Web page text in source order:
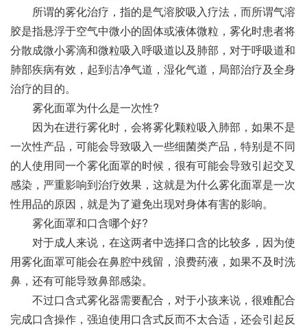
所谓的雾化治疗，指的是气溶胶吸入疗法，而所谓气溶
胶是指悬浮于空气中微小的固体或液体微粒，雾化时患者将
分散成微小雾滴和微粒吸入呼吸道以及肺部，对于呼吸道和
肺部疾病有效，起到洁净气道，湿化气道，局部治疗及全身
治疗的目的。
雾化面罩为什么是一次性?
因为在进行雾化时，会将雾化颗粒吸入肺部，如果不是
一次性产品，可能会导致吸入一些细菌类产品，特别是不同
的人使用同一个雾化面罩的时候，很有可能会导致引起交叉
感染，严重影响到治疗效果，这就是为什么雾化面罩是一次
性用品的原因，就是为了避免出现对身体有害的影响。
雾化面罩和口含哪个好?
对于成人来说，在这两者中选择口含的比较多，因为使
用雾化面罩可能会在鼻腔中残留，浪费药液，如果不及时洗
鼻，还有可能导致鼻部感染。
不过口含式雾化器需要配合，对于小孩来说，很难配合
完成口含操作，强迫使用口含式反而不太合适，还会引起反